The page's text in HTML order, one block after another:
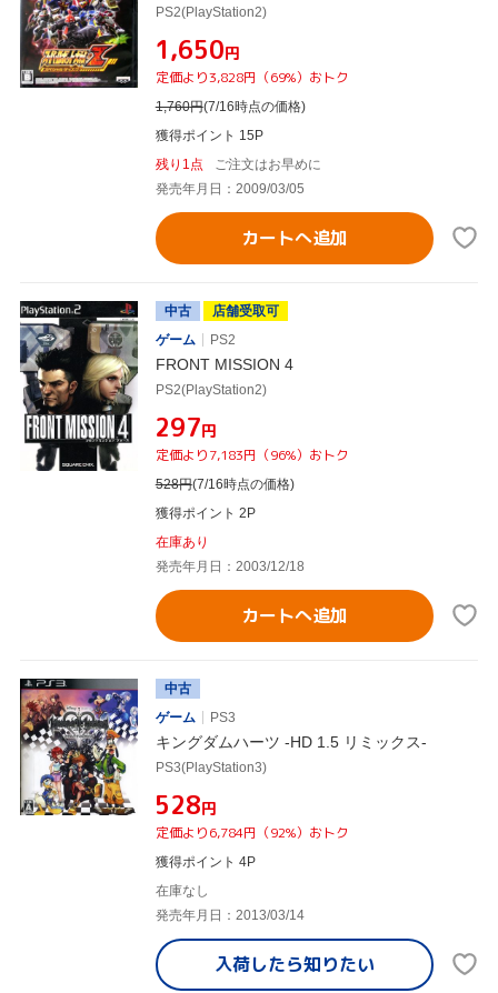
PS2(PlayStation2)
¥1,650円
定価より3,828円（69%）おトク
1,760円(7/16時点の価格)
獲得ポイント 15P
残り1点
ご注文はお早めに
発売年月日：2009/03/05
カートへ追加
中古
店舗受取可
ゲーム
PS2
FRONT MISSION 4
PS2(PlayStation2)
¥297円
定価より7,183円（96%）おトク
528円(7/16時点の価格)
獲得ポイント 2P
在庫あり
発売年月日：2003/12/18
カートへ追加
中古
ゲーム
PS3
キングダムハーツ -HD 1.5 リミックス-
PS3(PlayStation3)
¥528円
定価より6,784円（92%）おトク
獲得ポイント 4P
在庫なし
発売年月日：2013/03/14
入荷したら知りたい